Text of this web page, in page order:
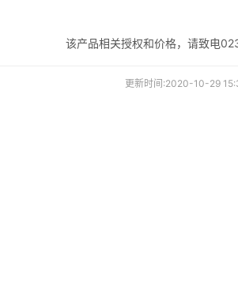
该产品相关授权和价格，请致电
更新时间:2020-10-29